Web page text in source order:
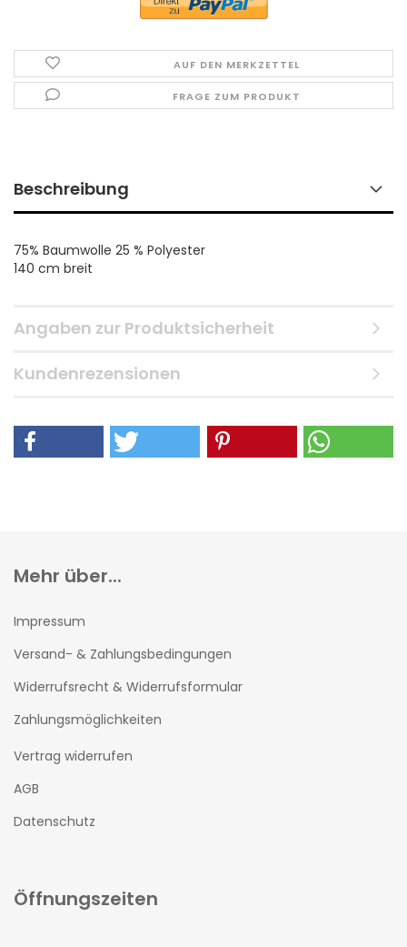
AUF DEN MERKZETTEL
FRAGE ZUM PRODUKT
Beschreibung
75% Baumwolle 25 % Polyester
140 cm breit
Angaben zur Produktsicherheit
Kundenrezensionen
Mehr über...
Impressum
Versand- & Zahlungsbedingungen
Widerrufsrecht & Widerrufsformular
Zahlungsmöglichkeiten
Vertrag widerrufen
AGB
Datenschutz
Öffnungszeiten